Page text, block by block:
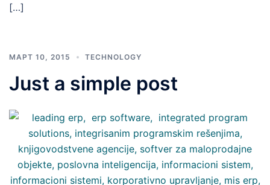
[…]
МАРТ 10, 2015 TECHNOLOGY
Just a simple post